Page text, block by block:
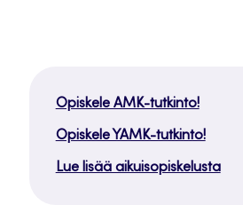
Opiskele AMK-tutkinto!
Opiskele YAMK-tutkinto!
Lue lisää aikuisopiskelusta